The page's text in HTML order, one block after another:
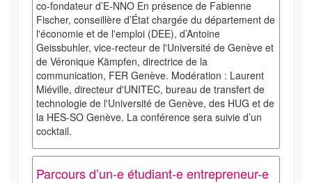
co-fondateur d’E-NNO En présence de Fabienne
Fischer, conseillère d’État chargée du département de
l'économie et de l'emploi (DEE), d’Antoine
Geissbuhler, vice-recteur de l'Université de Genève et
de Véronique Kämpfen, directrice de la
communication, FER Genève. Modération : Laurent
Miéville, directeur d'UNITEC, bureau de transfert de
technologie de l'Université de Genève, des HUG et de
la HES-SO Genève. La conférence sera suivie d’un
cocktail.
Parcours d’un-e étudiant-e entrepreneur-e